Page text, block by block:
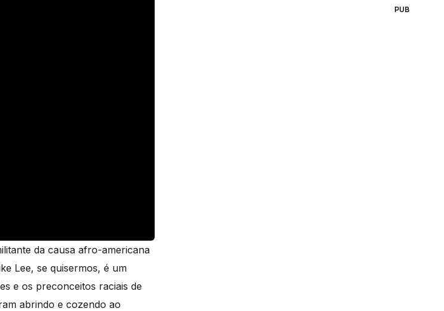
da causa afro-americana
Lee, se quisermos, é um
e os preconceitos raciais de
abrindo e cozendo ao
PUB